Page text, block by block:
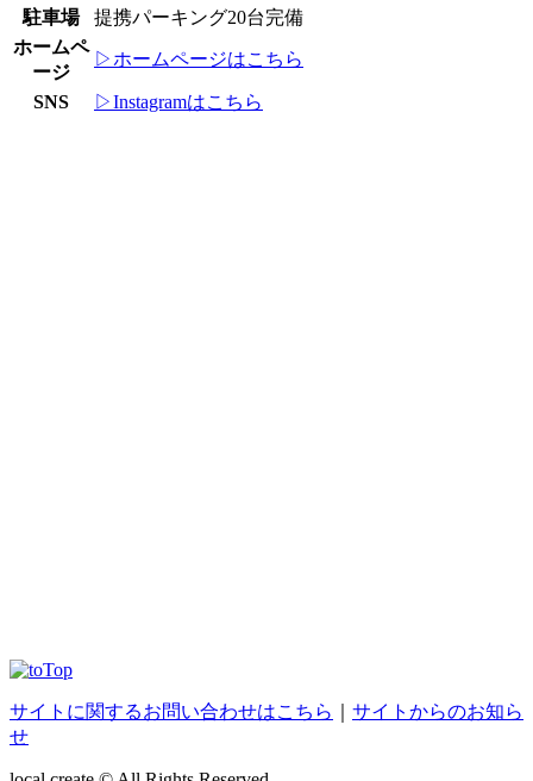
駐車場
提携パーキング20台完備
ホームペ
ージ
▷ホームページはこちら
SNS ▷Instagramはこちら
サイトに関するお問い合わせはこちら
サイトからのお知ら
せ